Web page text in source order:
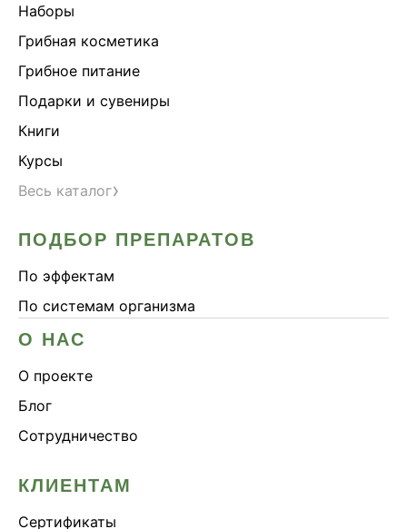
Наборы
Грибная косметика
Грибное питание
Подарки и сувениры
Книги
Курсы
Весь каталог›
ПОДБОР ПРЕПАРАТОВ
По эффектам
По системам организма
О НАС
О проекте
Блог
Сотрудничество
КЛИЕНТАМ
Сертификаты